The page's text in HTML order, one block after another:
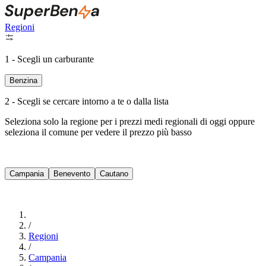
Regioni
1 - Scegli un carburante
Benzina
2 - Scegli se cercare intorno a te o dalla lista
Seleziona solo la regione per i prezzi medi regionali di oggi oppure
seleziona il comune per vedere il prezzo più basso
Campania Benevento Cautano
/
Regioni
/
Campania